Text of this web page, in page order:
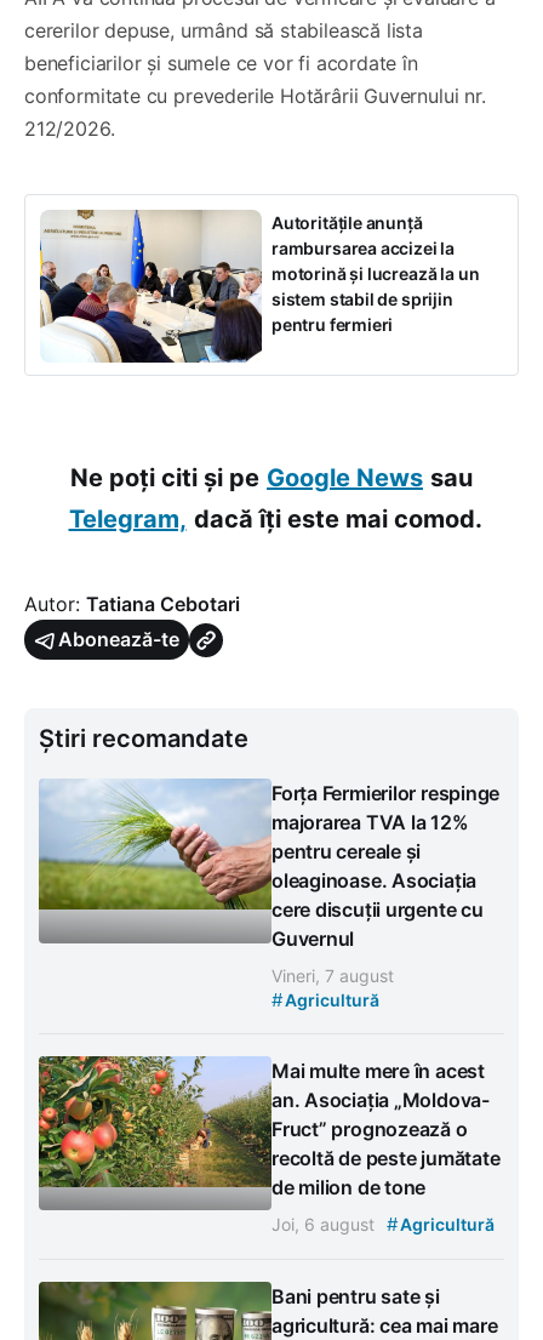
cererilor depuse, urmând să stabilească lista
beneficiarilor și sumele ce vor fi acordate în
conformitate cu prevederile Hotărârii Guvernului nr.
212/2026.
Autoritățile anunță
rambursarea accizei la
motorină și lucrează la un
sistem stabil de sprijin
pentru fermieri
Ne poți citi și pe Google News sau
Telegram, dacă îți este mai comod.
Autor: Tatiana Cebotari
Abonează-te
Știri recomandate
Forța Fermierilor respinge
majorarea TVA la 12%
pentru cereale și
oleaginoase. Asociația
cere discuții urgente cu
Guvernul
Vineri, 7 august
#Agricultură
Mai multe mere în acest
an. Asociația „Moldova-
Fruct” prognozează o
recoltă de peste jumătate
de milion de tone
Joi, 6 august #Agricultură
Bani pentru sate și
agricultură: cea mai mare